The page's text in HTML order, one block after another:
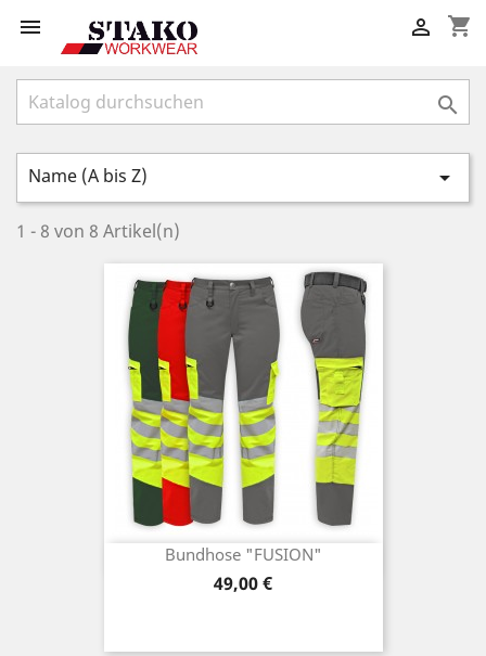
 shopping_cart


Name (A bis Z) 
1 - 8 von 8 Artikel(n)
Bundhose "FUSION"
Preis
49,00 €